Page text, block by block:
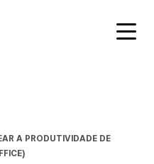
A PRODUTIVIDADE DE